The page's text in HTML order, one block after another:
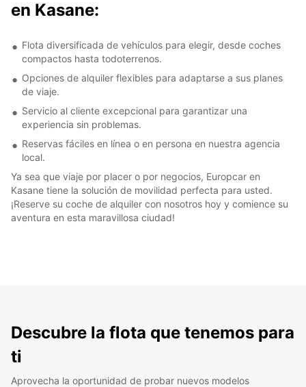
en Kasane:
Flota diversificada de vehículos para elegir, desde coches
compactos hasta todoterrenos.
Opciones de alquiler flexibles para adaptarse a sus planes
de viaje.
Servicio al cliente excepcional para garantizar una
experiencia sin problemas.
Reservas fáciles en línea o en persona en nuestra agencia
local.
Ya sea que viaje por placer o por negocios, Europcar en
Kasane tiene la solución de movilidad perfecta para usted.
¡Reserve su coche de alquiler con nosotros hoy y comience su
aventura en esta maravillosa ciudad!
Descubre la flota que tenemos para
ti
Aprovecha la oportunidad de probar nuevos modelos